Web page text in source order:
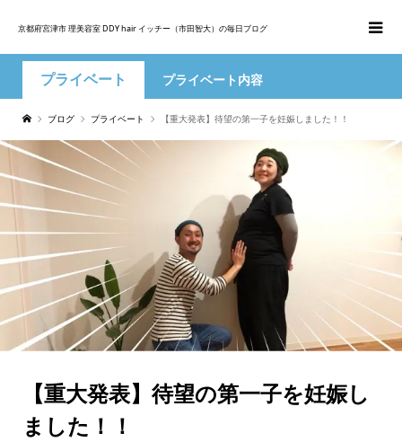
京都府宮津市 理美容室 DDY hair イッチー（市田智大）の毎日ブログ
プライベート プライベート内容
ブログ プライベート 【重大発表】待望の第一子を妊娠しました！！
【重大発表】待望の第一子を妊娠し
ました！！